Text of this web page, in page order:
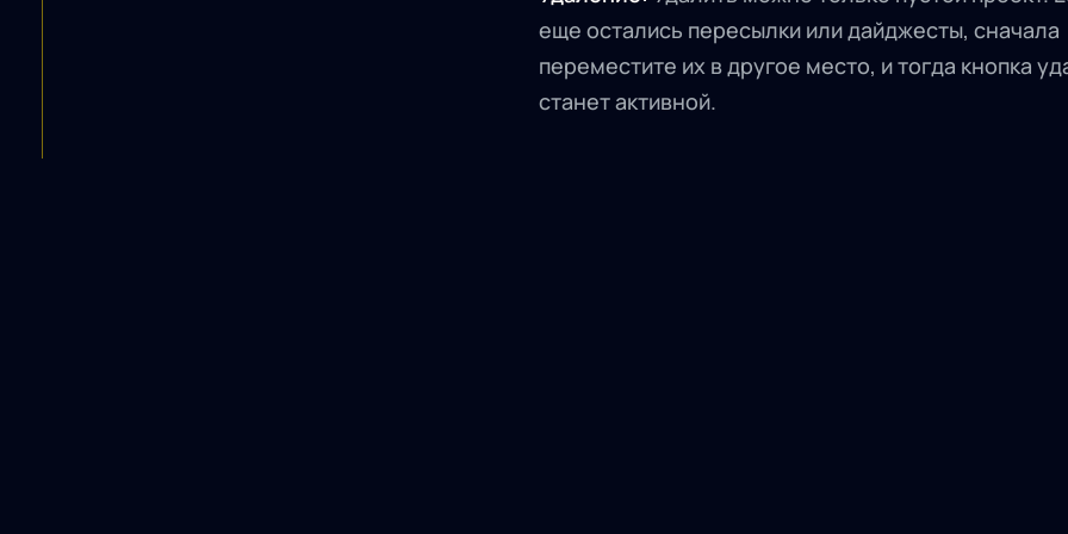
еще остались пересылки или дайджесты, сначала
переместите их в другое место, и тогда кнопка
станет активной.